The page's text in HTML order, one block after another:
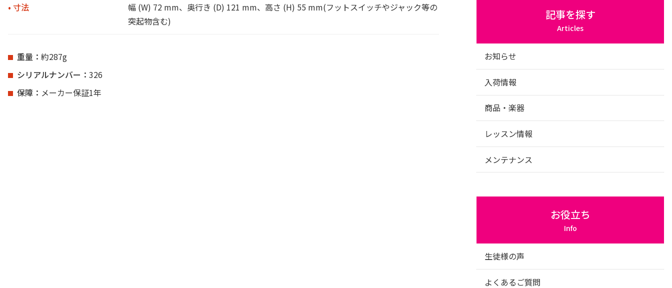
• 寸法
幅 (W) 72 mm、奥行き (D) 121 mm、高さ (H) 55 mm(フットスイッチやジャック等の
突起物含む)
重量
約287g
シリアルナンバー
326
保障
メーカー保証1年
記事を探す
Articles
お知らせ
入荷情報
商品・楽器
レッスン情報
メンテナンス
お役立ち
Info
生徒様の声
よくあるご質問